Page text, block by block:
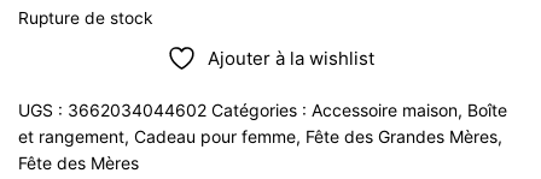
Rupture de stock
Ajouter à la wishlist
UGS : 3662034044602 Catégories : Accessoire maison, Boîte
et rangement, Cadeau pour femme, Fête des Grandes Mères,
Fête des Mères